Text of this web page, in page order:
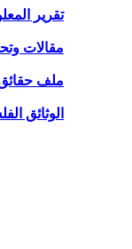
تقرير
مقالات
ملف
الوثائق